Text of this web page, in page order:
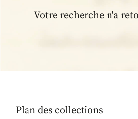
Votre recherche n'a
Plan des collections